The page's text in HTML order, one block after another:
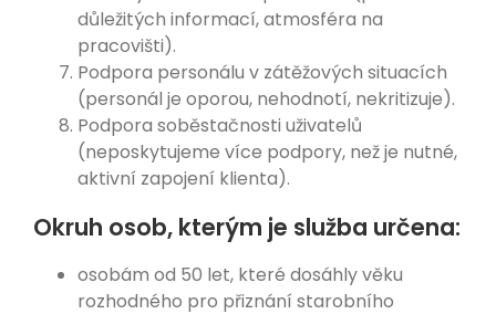
důležitých informací, atmosféra na
pracovišti).
Podpora personálu v zátěžových situacích
(personál je oporou, nehodnotí, nekritizuje).
Podpora soběstačnosti uživatelů
(neposkytujeme více podpory, než je nutné,
aktivní zapojení klienta).
Okruh osob, kterým je služba určena:
osobám od 50 let, které dosáhly věku
rozhodného pro přiznání starobního